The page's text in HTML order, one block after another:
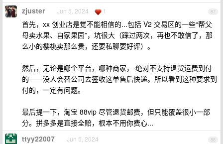
87
zjuster Jun 5, 2024 1
首先，xx 创业店是觉不能相信的...包括 V2 交易区的一些“帮父
母卖水果、自家果园”，坑很大（踩过两次，再也不敢信了，那
么小的樱桃卖那么贵，还要私聊要好评）。
然后，无论是哪个平台，哪种商家，·绝对不支持退货运费到付
的——没人会替公司去签收这单售后快递。所以看到这种要求到
付的，一定有问题。
最后提一下，淘宝 88vip 尽管退货邮费，但只能覆盖很小一部
分。拼多多是直接全赔，根本不用你费心...
88
ttyy22007 Jun 5, 2024